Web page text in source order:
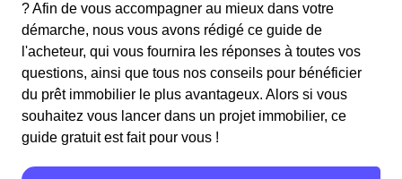
? Afin de vous accompagner au mieux dans votre
démarche, nous vous avons rédigé ce guide de
l'acheteur, qui vous fournira les réponses à toutes vos
questions, ainsi que tous nos conseils pour bénéficier
du prêt immobilier le plus avantageux. Alors si vous
souhaitez vous lancer dans un projet immobilier, ce
guide gratuit est fait pour vous !